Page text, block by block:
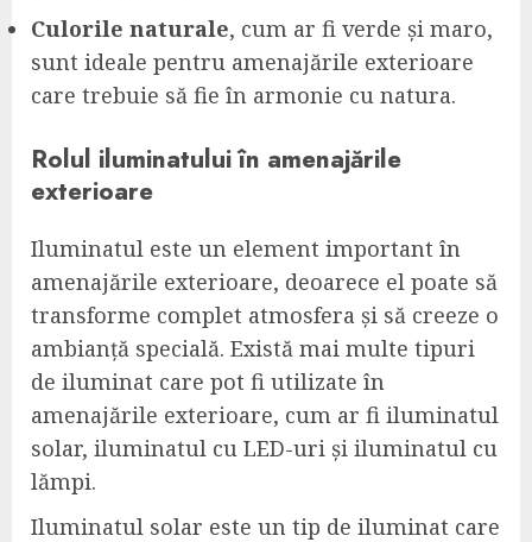
Culorile naturale, cum ar fi verde și maro,
sunt ideale pentru amenajările exterioare
care trebuie să fie în armonie cu natura.
Rolul iluminatului în amenajările
exterioare
Iluminatul este un element important în
amenajările exterioare, deoarece el poate să
transforme complet atmosfera și să creeze o
ambianță specială. Există mai multe tipuri
de iluminat care pot fi utilizate în
amenajările exterioare, cum ar fi iluminatul
solar, iluminatul cu LED-uri și iluminatul cu
lămpi.
Iluminatul solar este un tip de iluminat care